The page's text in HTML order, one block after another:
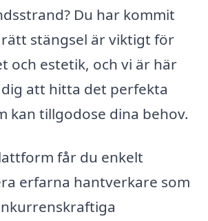
Du har kommit
stängsel är viktigt för
och estetik, och vi är här
att hitta det perfekta
kan tillgodose dina behov.
får du enkelt
erfarna hantverkare som